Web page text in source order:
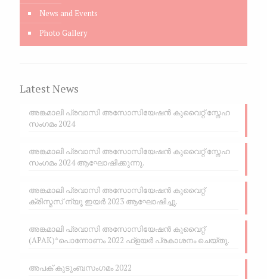
News and Events
Photo Gallery
Latest News
അങ്കമാലി പ്രവാസി അസോസിയേഷൻ കുവൈറ്റ് സ്നേഹ
സംഗമം 2024
അങ്കമാലി പ്രവാസി അസോസിയേഷൻ കുവൈറ്റ് സ്നേഹ
സംഗമം 2024 ആഘോഷിക്കുന്നു.
അങ്കമാലി പ്രവാസി അസോസിയേഷൻ കുവൈറ്റ്
ക്രിസ്മസ് ന്യൂ ഇയർ 2023 ആഘോഷിച്ചു.
അങ്കമാലി പ്രവാസി അസോസിയേഷൻ കുവൈറ്റ്
(APAK)*പൊന്നോണം 2022 ഫ്ളയർ പ്രകാശനം ചെയ്തു.
അപക് കുടുംബസംഗമം 2022